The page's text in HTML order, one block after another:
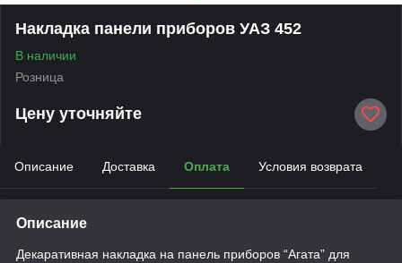
Накладка панели приборов УАЗ 452
В наличии
Розница
Цену уточняйте
Описание Доставка Оплата Условия возврата
Описание
Декаративная накладка на панель приборов “Агата” для